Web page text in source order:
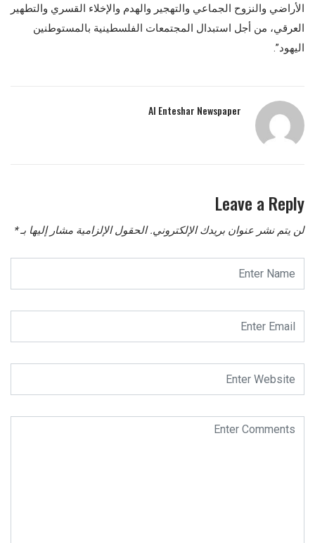
الأراضي والنزوح الجماعي والتهجير والهدم والإخلاء القسري والتطهير
العرقي، من أجل استبدال المجتمعات الفلسطينية بالمستوطنين
اليهود”.
Al Enteshar Newspaper
Leave a Reply
لن يتم نشر عنوان بريدك الإلكتروني. الحقول الإلزامية مشار إليها بـ*